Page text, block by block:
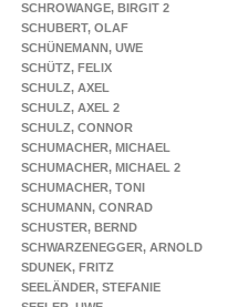
SCHROWANGE, BIRGIT 2
SCHUBERT, OLAF
SCHÜNEMANN, UWE
SCHÜTZ, FELIX
SCHULZ, AXEL
SCHULZ, AXEL 2
SCHULZ, CONNOR
SCHUMACHER, MICHAEL
SCHUMACHER, MICHAEL 2
SCHUMACHER, TONI
SCHUMANN, CONRAD
SCHUSTER, BERND
SCHWARZENEGGER, ARNOLD
SDUNEK, FRITZ
SEELÄNDER, STEFANIE